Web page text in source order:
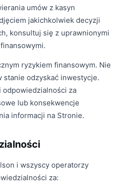
umów z kasyn
jakichkolwiek decyzji
konsultuj się z uprawnionymi
ryzykiem finansowym. Nie
stanie odzyskać inwestycje.
odpowiedzialności za
lub konsekwencje
informacji na Stronie.
i wszyscy operatorzy
za: